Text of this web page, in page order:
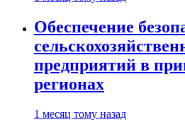
Обеспечение
предприятий в
регионах
1 месяц тому назад